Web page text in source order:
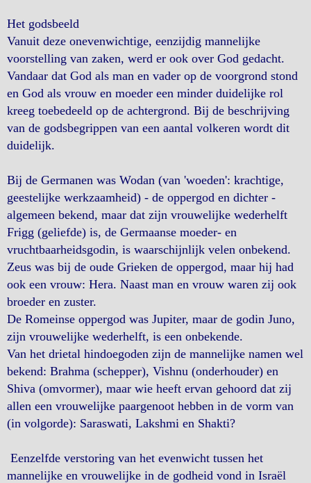
Het godsbeeld
Vanuit deze onevenwichtige, eenzijdig mannelijke
voorstelling van zaken, werd er ook over God gedacht.
Vandaar dat God als man en vader op de voorgrond stond
en God als vrouw en moeder een minder duidelijke rol
kreeg toebedeeld op de achtergrond. Bij de beschrijving
van de godsbegrippen van een aantal volkeren wordt dit
duidelijk.
Bij de Germanen was Wodan (van 'woeden': krachtige,
geestelijke werkzaamheid) - de oppergod en dichter -
algemeen bekend, maar dat zijn vrouwelijke wederhelft
Frigg (geliefde) is, de Germaanse moeder- en
vruchtbaarheidsgodin, is waarschijnlijk velen onbekend.
Zeus was bij de oude Grieken de oppergod, maar hij had
ook een vrouw: Hera. Naast man en vrouw waren zij ook
broeder en zuster.
De Romeinse oppergod was Jupiter, maar de godin Juno,
zijn vrouwelijke wederhelft, is een onbekende.
Van het drietal hindoegoden zijn de mannelijke namen wel
bekend: Brahma (schepper), Vishnu (onderhouder) en
Shiva (omvormer), maar wie heeft ervan gehoord dat zij
allen een vrouwelijke paargenoot hebben in de vorm van
(in volgorde): Saraswati, Lakshmi en Shakti?
Eenzelfde verstoring van het evenwicht tussen het
mannelijke en vrouwelijke in de godheid vond in Israël